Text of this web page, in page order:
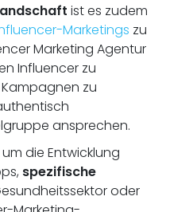
ist es zudem
Marketings zu
Marketing Agentur
Influencer zu
zu
ansprechen.
die Entwicklung
spezifische
oder